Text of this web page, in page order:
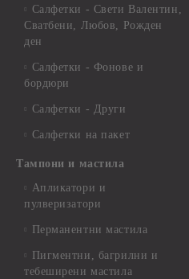
Салфетки - Свети Валентин,
Сватбени, Любов, Рожден
ден
Салфетки - Фонове и
бордюри
Салфетки - Други
Салфетки на пакет
Тампони и мастила
Апликатори и
пулверизатори
Перманентни мастила
Пигментни, багрилни и
тебеширени мастила